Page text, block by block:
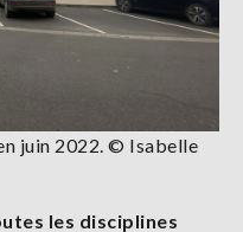
juin 2022. © Isabelle
les disciplines